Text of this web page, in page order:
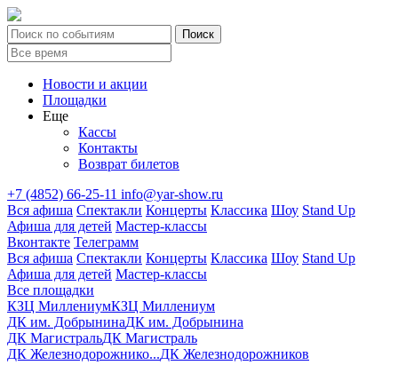
Новости и акции
Площадки
Еще
Кассы
Контакты
Возврат билетов
+7 (4852) 66-25-11 info@yar-show.ru
Вся афиша Спектакли Концерты Классика Шоу Stand Up
Афиша для детей Мастер-классы
Вконтакте Телеграмм
Вся афиша Спектакли Концерты Классика Шоу Stand Up
Афиша для детей Мастер-классы
Все площадки
КЗЦ МиллениумКЗЦ Миллениум
ДК им. ДобрынинаДК им. Добрынина
ДК МагистральДК Магистраль
ДК Железнодорожнико...ДК Железнодорожников